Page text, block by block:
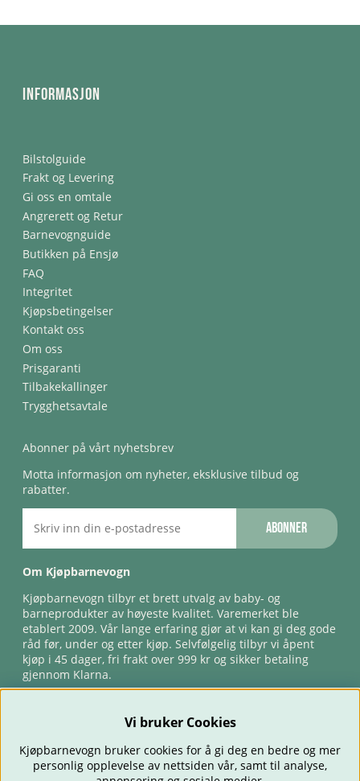
Informasjon
Bilstolguide
Frakt og Levering
Gi oss en omtale
Angrerett og Retur
Barnevognguide
Butikken på Ensjø
FAQ
Integritet
Kjøpsbetingelser
Kontakt oss
Om oss
Prisgaranti
Tilbakekallinger
Trygghetsavtale
Abonner på vårt nyhetsbrev
Motta informasjon om nyheter, eksklusive tilbud og
rabatter.
Abonner
Om Kjøpbarnevogn
Kjøpbarnevogn tilbyr et brett utvalg av baby- og
barneprodukter av høyeste kvalitet. Varemerket ble
etablert 2009. Vår lange erfaring gjør at vi kan gi deg gode
råd før, under og etter kjøp. Selvfølgelig tilbyr vi åpent
kjøp i 45 dager, fri frakt over 999 kr og sikker betaling
gjennom Klarna.
Vi bruker Cookies
Kjøpbarnevogn bruker cookies for å gi deg en bedre og mer
personlig opplevelse av nettsiden vår, samt til analyse,